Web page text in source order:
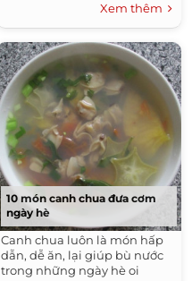
Xem thêm
10 món canh chua đưa cơm
ngày hè
Canh chua luôn là món hấp
dẫn, dễ ăn, lại giúp bù nước
trong những ngày hè oi